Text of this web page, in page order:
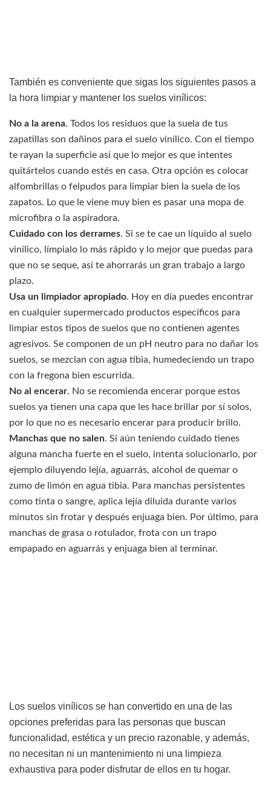
También es conveniente que sigas los siguientes pasos a
la hora limpiar y mantener los suelos vinílicos:
No a la arena. Todos los residuos que la suela de tus
zapatillas son dañinos para el suelo vinílico. Con el tiempo
te rayan la superficie así que lo mejor es que intentes
quitártelos cuando estés en casa. Otra opción es colocar
alfombrillas o felpudos para limpiar bien la suela de los
zapatos. Lo que le viene muy bien es pasar una mopa de
microfibra o la aspiradora.
Cuidado con los derrames. Si se te cae un líquido al suelo
vinílico, límpialo lo más rápido y lo mejor que puedas para
que no se seque, así te ahorrarás un gran trabajo a largo
plazo.
Usa un limpiador apropiado. Hoy en día puedes encontrar
en cualquier supermercado productos específicos para
limpiar estos tipos de suelos que no contienen agentes
agresivos. Se componen de un pH neutro para no dañar los
suelos, se mezclan con agua tibia, humedeciendo un trapo
con la fregona bien escurrida.
No al encerar. No se recomienda encerar porque estos
suelos ya tienen una capa que les hace brillar por sí solos,
por lo que no es necesario encerar para producir brillo.
Manchas que no salen. Si aún teniendo cuidado tienes
alguna mancha fuerte en el suelo, intenta solucionarlo, por
ejemplo diluyendo lejía, aguarrás, alcohol de quemar o
zumo de limón en agua tibia. Para manchas persistentes
como tinta o sangre, aplica lejía diluida durante varios
minutos sin frotar y después enjuaga bien. Por último, para
manchas de grasa o rotulador, frota con un trapo
empapado en aguarrás y enjuaga bien al terminar.
Los suelos vinílicos se han convertido en una de las
opciones preferidas para las personas que buscan
funcionalidad, estética y un precio razonable, y además,
no necesitan ni un mantenimiento ni una limpieza
exhaustiva para poder disfrutar de ellos en tu hogar.